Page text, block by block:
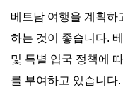
베트남 여행을 계획하
하는 것이 좋습니다.
및 특별 입국 정책에
를 부여하고 있습니다.